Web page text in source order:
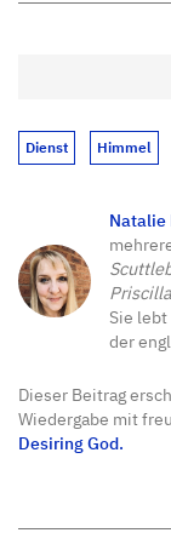
Dienst Himmel
Natalie
Sie
der
Dieser Beitrag
Wiedergabe mit
Desiring God.